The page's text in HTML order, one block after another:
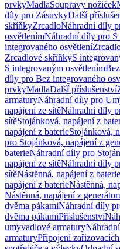
prvkyMadlaSoupravy nožiček
díly pro ZásuvkyDalší
skříňkyZrcadloNáhradní díly
osvětlenímNáhradní díly pro S
integrovaného osvětlení
Zrcadlové skříňkyS
S integrovaným osvětlením
díly pro Bez integrovaného
prvkyMadlaDalší příslušenství
armaturyNáhradní díly pro
napájení ze sítěNáhradní díly
sítěStojánková, napájení z
napájení z baterieStojánková,
pro Stojánková, napájení z
baterieNáhradní díly pro
napájení ze sítěNáhradní díly
sítěNástěnná, napájení z baterie
napájení z baterieNástěnná,
Nástěnná, napájení z
dvěma pákamiNáhradní díly
dvěma pákamiPříslušenství
umyvadlové armatury
armaturyPřipojení